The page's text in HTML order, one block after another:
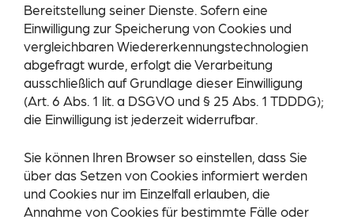
Bereitstellung seiner Dienste. Sofern eine
Einwilligung zur Speicherung von Cookies und
vergleichbaren Wiedererkennungstechnologien
abgefragt wurde, erfolgt die Verarbeitung
ausschließlich auf Grundlage dieser Einwilligung
(Art. 6 Abs. 1 lit. a DSGVO und § 25 Abs. 1 TDDDG);
die Einwilligung ist jederzeit widerrufbar.
Sie können Ihren Browser so einstellen, dass Sie
über das Setzen von Cookies informiert werden
und Cookies nur im Einzelfall erlauben, die
Annahme von Cookies für bestimmte Fälle oder